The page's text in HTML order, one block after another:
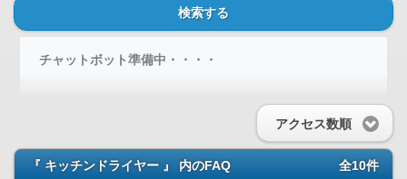
検索する
チャットボット準備中・・・・
アクセス数順
『 キッチンドライヤー 』 内のFAQ 全10件